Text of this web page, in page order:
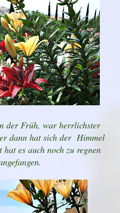
der Früh, war herrlichster
dann hat sich der Himmel
es auch noch zu regnen